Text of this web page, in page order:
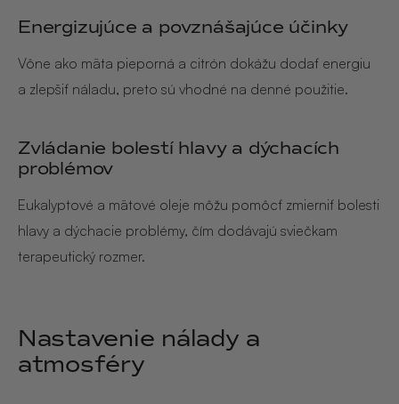
Energizujúce a povznášajúce účinky
Vône ako mäta pieporná a citrón dokážu dodať energiu
a zlepšiť náladu, preto sú vhodné na denné použitie.
Zvládanie bolestí hlavy a dýchacích
problémov
Eukalyptové a mätové oleje môžu pomôcť zmierniť bolesti
hlavy a dýchacie problémy, čím dodávajú sviečkam
terapeutický rozmer.
Nastavenie nálady a
atmosféry